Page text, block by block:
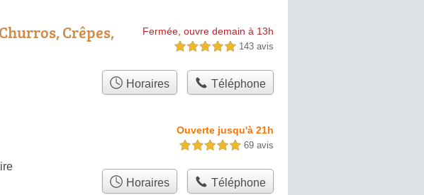
Crêpes, Fermée, ouvre demain à 13h
5,0 étoiles sur 5 143 avis
Horaires Téléphone
Ouverte jusqu'à 21h
5,0 étoiles sur 5 69 avis
Horaires Téléphone